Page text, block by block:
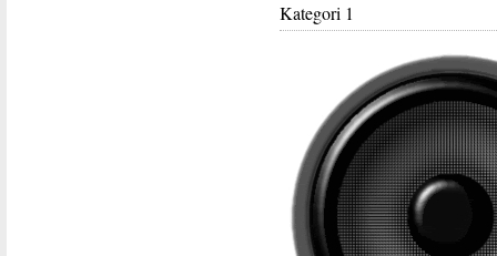
Kategori 1